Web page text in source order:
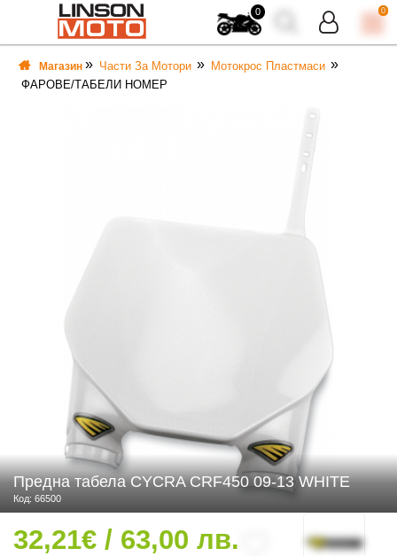
0 0
Магазин Части За Мотори
Мотокрос Пластмаси
ФАРОВЕ/ТАБЕЛИ НОМЕР
Предна табела CYCRA CRF450 09-13 WHITE
Код: 66500
32,21€ / 63,00 лв.